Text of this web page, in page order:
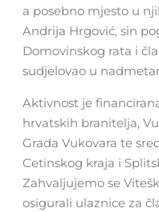
a posebno mjesto u
Andrija Hrgović, sin
Domovinskog rata i
sudjelovao u
Aktivnost je
hrvatskih branitelja,
Grada Vukovara te
Cetinskog kraja i
Zahvaljujemo se
osigurali ulaznice za